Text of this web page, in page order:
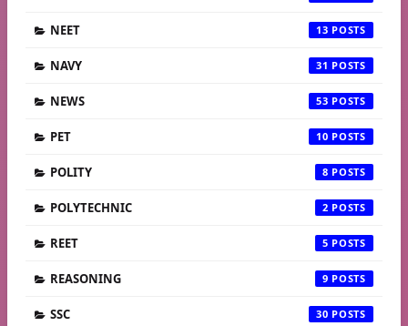
NEET 13
NAVY 31
NEWS 53
PET 10
POLITY 8
POLYTECHNIC 2
REET 5
REASONING 9
SSC 30